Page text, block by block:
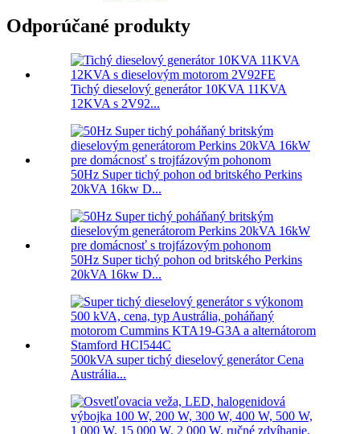
Odporúčané produkty
Tichý dieselový generátor 10KVA 11KVA
12KVA s 2V92...
50Hz Super tichý pohon od britského Perkins
20kVA 16kw D...
50Hz Super tichý pohon od britského Perkins
20kVA 16kw D...
500kVA super tichý dieselový generátor Cena
Austrália...